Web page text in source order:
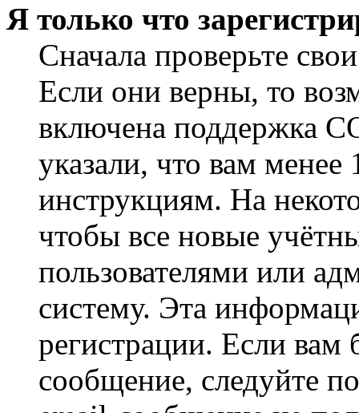
Я только что
Сначала проверьте
Если они верны, то
включена поддержка
указали, что вам
инструкциям. На
чтобы все новые
пользователями или
систему. Эта
регистрации. Если
сообщение, следуйте